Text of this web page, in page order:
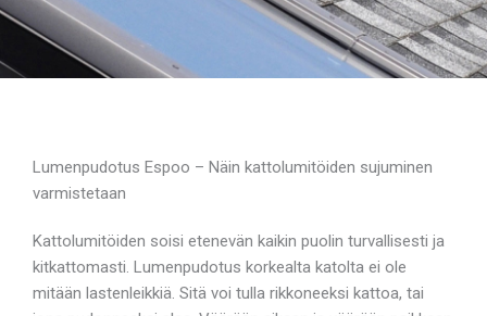
Lumenpudotus Espoo – Näin kattolumitöiden sujuminen
varmistetaan
Kattolumitöiden soisi etenevän kaikin puolin turvallisesti ja
kitkattomasti. Lumenpudotus korkealta katolta ei ole
mitään lastenleikkiä. Sitä voi tulla rikkoneeksi kattoa, tai